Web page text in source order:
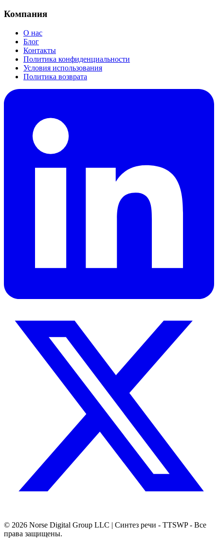
Компания
О нас
Блог
Контакты
Политика конфиденциальности
Условия использования
Политика возврата
© 2026 Norse Digital Group LLC | Синтез речи - TTSWP - Все
права защищены.